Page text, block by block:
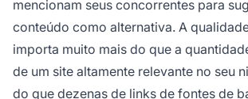
mencionam seus concorrentes para
conteúdo como alternativa. A
importa muito mais do que a
de um site altamente relevante no seu
do que dezenas de links de fontes de